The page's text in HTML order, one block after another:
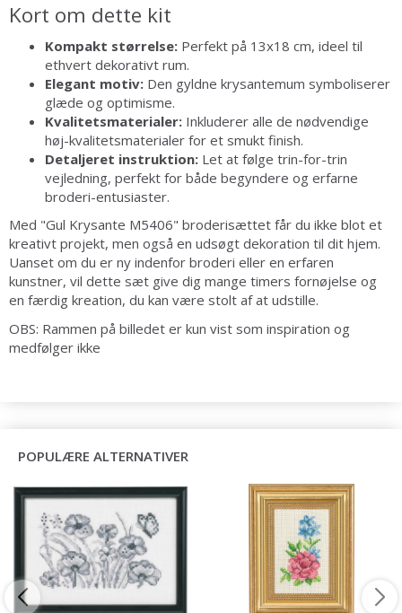
Kort om dette kit
Kompakt størrelse: Perfekt på 13x18 cm, ideel til
ethvert dekorativt rum.
Elegant motiv: Den gyldne krysantemum symboliserer
glæde og optimisme.
Kvalitetsmaterialer: Inkluderer alle de nødvendige
høj-kvalitetsmaterialer for et smukt finish.
Detaljeret instruktion: Let at følge trin-for-trin
vejledning, perfekt for både begyndere og erfarne
broderi-entusiaster.
Med "Gul Krysante M5406" broderisættet får du ikke blot et
kreativt projekt, men også en udsøgt dekoration til dit hjem.
Uanset om du er ny indenfor broderi eller en erfaren
kunstner, vil dette sæt give dig mange timers fornøjelse og
en færdig kreation, du kan være stolt af at udstille.
OBS: Rammen på billedet er kun vist som inspiration og
medfølger ikke
POPULÆRE ALTERNATIVER